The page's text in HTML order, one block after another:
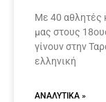
Με 40 αθλητές
μας στους
γίνουν στην
ελληνική
ΑΝΑΛΥΤΙΚΆ »